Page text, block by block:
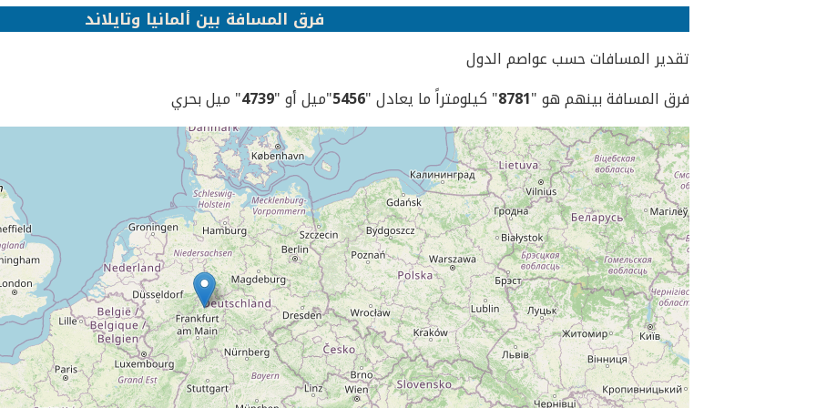
فرق المسافة بين ألمانيا وتايلاند
تقدير المسافات حسب عواصم الدول
فرق المسافة بينهم هو "8781" كيلومتراً ما يعادل "5456"ميل أو "4739" ميل بحري